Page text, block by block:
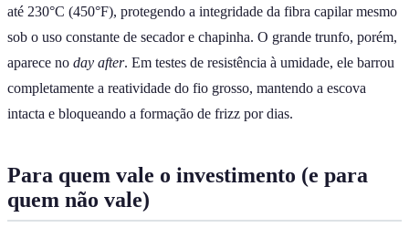
até 230°C (450°F), protegendo a integridade da fibra capilar mesmo
sob o uso constante de secador e chapinha. O grande trunfo, porém,
aparece no day after. Em testes de resistência à umidade, ele barrou
completamente a reatividade do fio grosso, mantendo a escova
intacta e bloqueando a formação de frizz por dias.
Para quem vale o investimento (e para
quem não vale)